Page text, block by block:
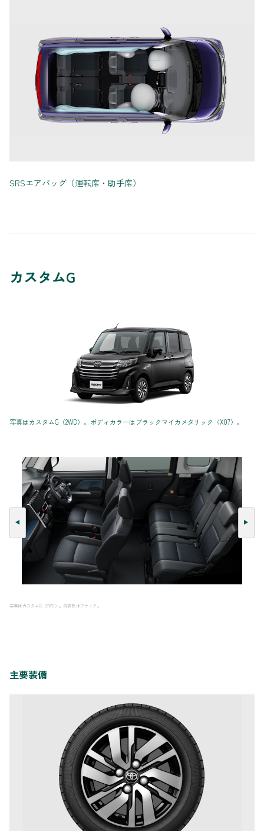
SRSエアバッグ（運転席・助手席）
カスタムG
写真はカスタムG（2WD）。ボディカラーはブラックマイカメタリック〈X07〉。
写真はカスタムG（2WD）。内装色はブラック。
主要装備